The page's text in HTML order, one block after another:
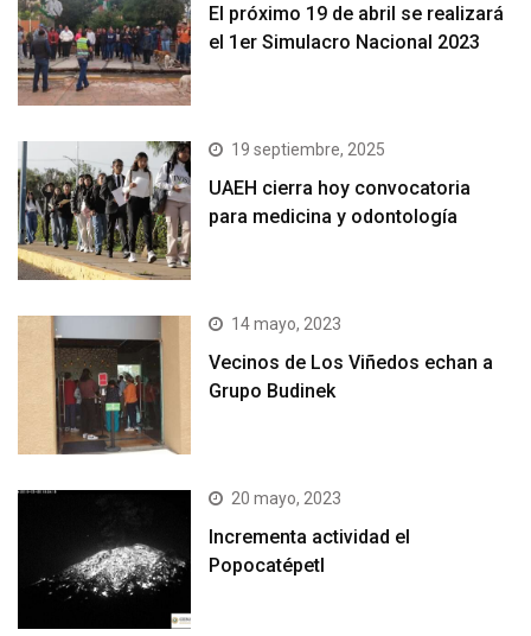
El próximo 19 de abril se realizará
el 1er Simulacro Nacional 2023
19 septiembre, 2025
UAEH cierra hoy convocatoria
para medicina y odontología
14 mayo, 2023
Vecinos de Los Viñedos echan a
Grupo Budinek
20 mayo, 2023
Incrementa actividad el
Popocatépetl